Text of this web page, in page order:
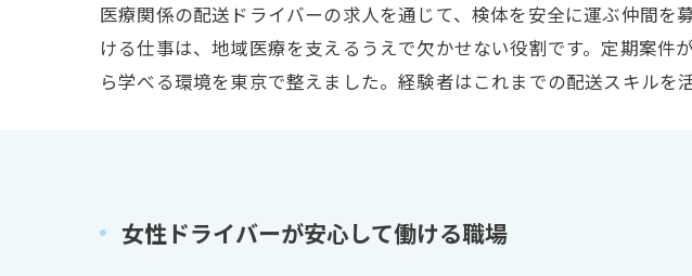
医療関係の配送ドライバーの求人を通じて、検体を安全に運ぶ仲間
ける仕事は、地域医療を支えるうえで欠かせない役割です。定期案
ら学べる環境を東京で整えました。経験者はこれまでの配送スキルを
女性ドライバーが安心して働ける職場